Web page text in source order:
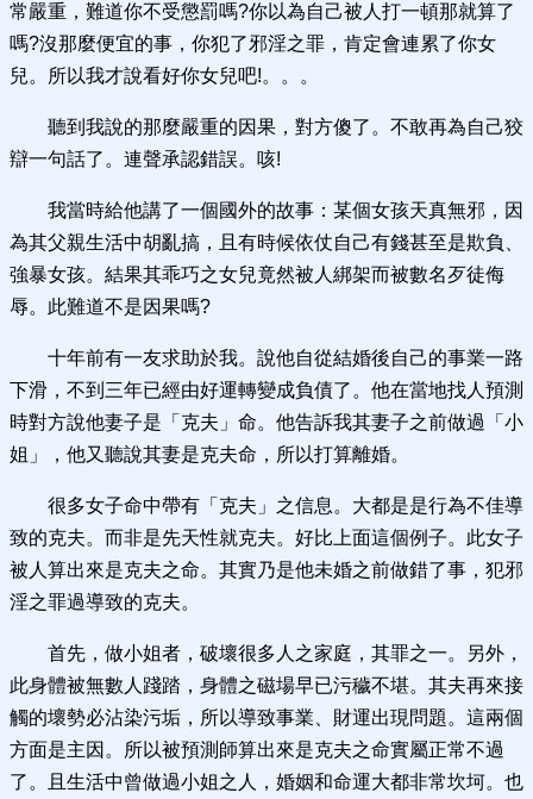
常嚴重，難道你不受懲罰嗎?你以為自己被人打一頓那就算了
嗎?沒那麼便宜的事，你犯了邪淫之罪，肯定會連累了你女
兒。所以我才說看好你女兒吧!。。。
聽到我說的那麼嚴重的因果，對方傻了。不敢再為自己狡
辯一句話了。連聲承認錯誤。咳!
我當時給他講了一個國外的故事：某個女孩天真無邪，因
為其父親生活中胡亂搞，且有時候依仗自己有錢甚至是欺負、
強暴女孩。結果其乖巧之女兒竟然被人綁架而被數名歹徒侮
辱。此難道不是因果嗎?
十年前有一友求助於我。說他自從結婚後自己的事業一路
下滑，不到三年已經由好運轉變成負債了。他在當地找人預測
時對方說他妻子是「克夫」命。他告訴我其妻子之前做過「小
姐」，他又聽說其妻是克夫命，所以打算離婚。
很多女子命中帶有「克夫」之信息。大都是是行為不佳導
致的克夫。而非是先天性就克夫。好比上面這個例子。此女子
被人算出來是克夫之命。其實乃是他未婚之前做錯了事，犯邪
淫之罪過導致的克夫。
首先，做小姐者，破壞很多人之家庭，其罪之一。另外，
此身體被無數人踐踏，身體之磁場早已污穢不堪。其夫再來接
觸的壞勢必沾染污垢，所以導致事業、財運出現問題。這兩個
方面是主因。所以被預測師算出來是克夫之命實屬正常不過
了。且生活中曾做過小姐之人，婚姻和命運大都非常坎坷。也